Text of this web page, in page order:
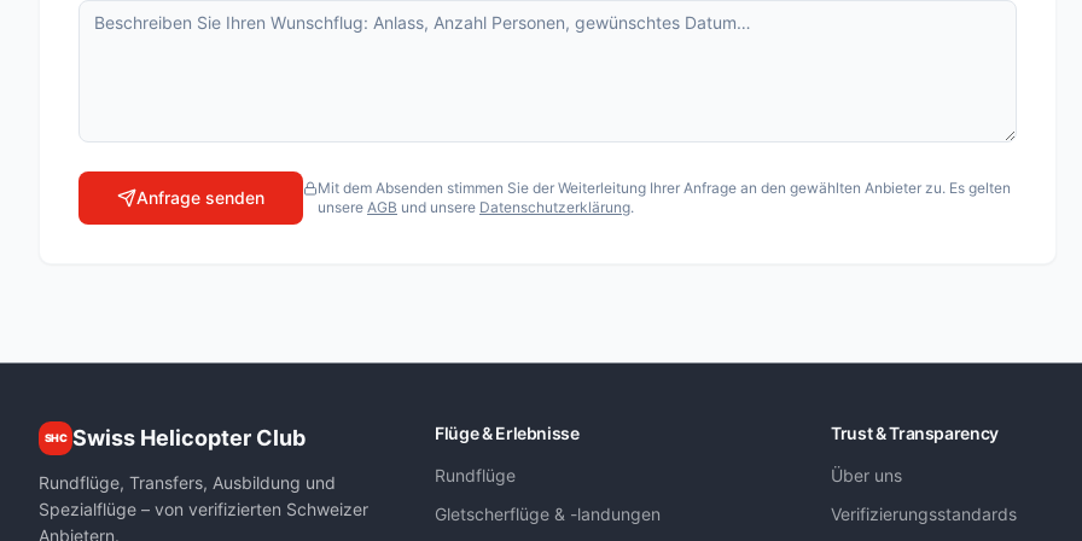
Matterhorn Special
Oberengadiner Gletscher-Rundflug
Pilatusflug zur Villa Honegg
Air Zermatt AG
Airport Helicopter AHB AG
Fuchs Helikopter AG
Heli Sitterdorf AG / Heli Academy
Anfrage senden
Mit dem Absenden stimmen Sie der Weiterleitung Ihrer Anfrage an den gewählten Anbieter zu. Es gelten
unsere AGB und unsere Datenschutzerklärung.
SHC Swiss Helicopter Club
Rundflüge, Transfers, Ausbildung und
Spezialflüge – von verifizierten Schweizer
Anbietern.
Flüge & Erlebnisse
Rundflüge
Gletscherflüge & -landungen
Trust & Transparency
Über uns
Verifizierungsstandards